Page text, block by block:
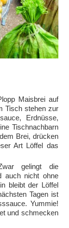
Maisbrei auf
Tisch stehen zur
Erdnüsse,
Tischnachbarn
Brei, drücken
Art Löffel das
gelingt die
auch nicht ohne
bleibt der Löffel
Tagen ist
Yummie!
und schmecken